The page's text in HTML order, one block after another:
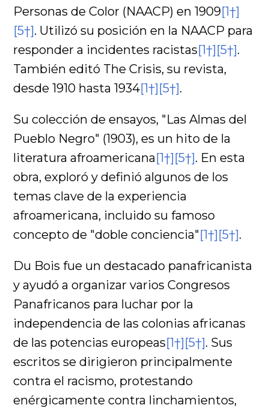
Personas de Color (NAACP) en 1909[1†]
[5†]. Utilizó su posición en la NAACP para
responder a incidentes racistas[1†][5†].
También editó The Crisis, su revista,
desde 1910 hasta 1934[1†][5†].
Su colección de ensayos, "Las Almas del
Pueblo Negro" (1903), es un hito de la
literatura afroamericana[1†][5†]. En esta
obra, exploró y definió algunos de los
temas clave de la experiencia
afroamericana, incluido su famoso
concepto de "doble conciencia"[1†][5†].
Du Bois fue un destacado panafricanista
y ayudó a organizar varios Congresos
Panafricanos para luchar por la
independencia de las colonias africanas
de las potencias europeas[1†][5†]. Sus
escritos se dirigieron principalmente
contra el racismo, protestando
enérgicamente contra linchamientos,